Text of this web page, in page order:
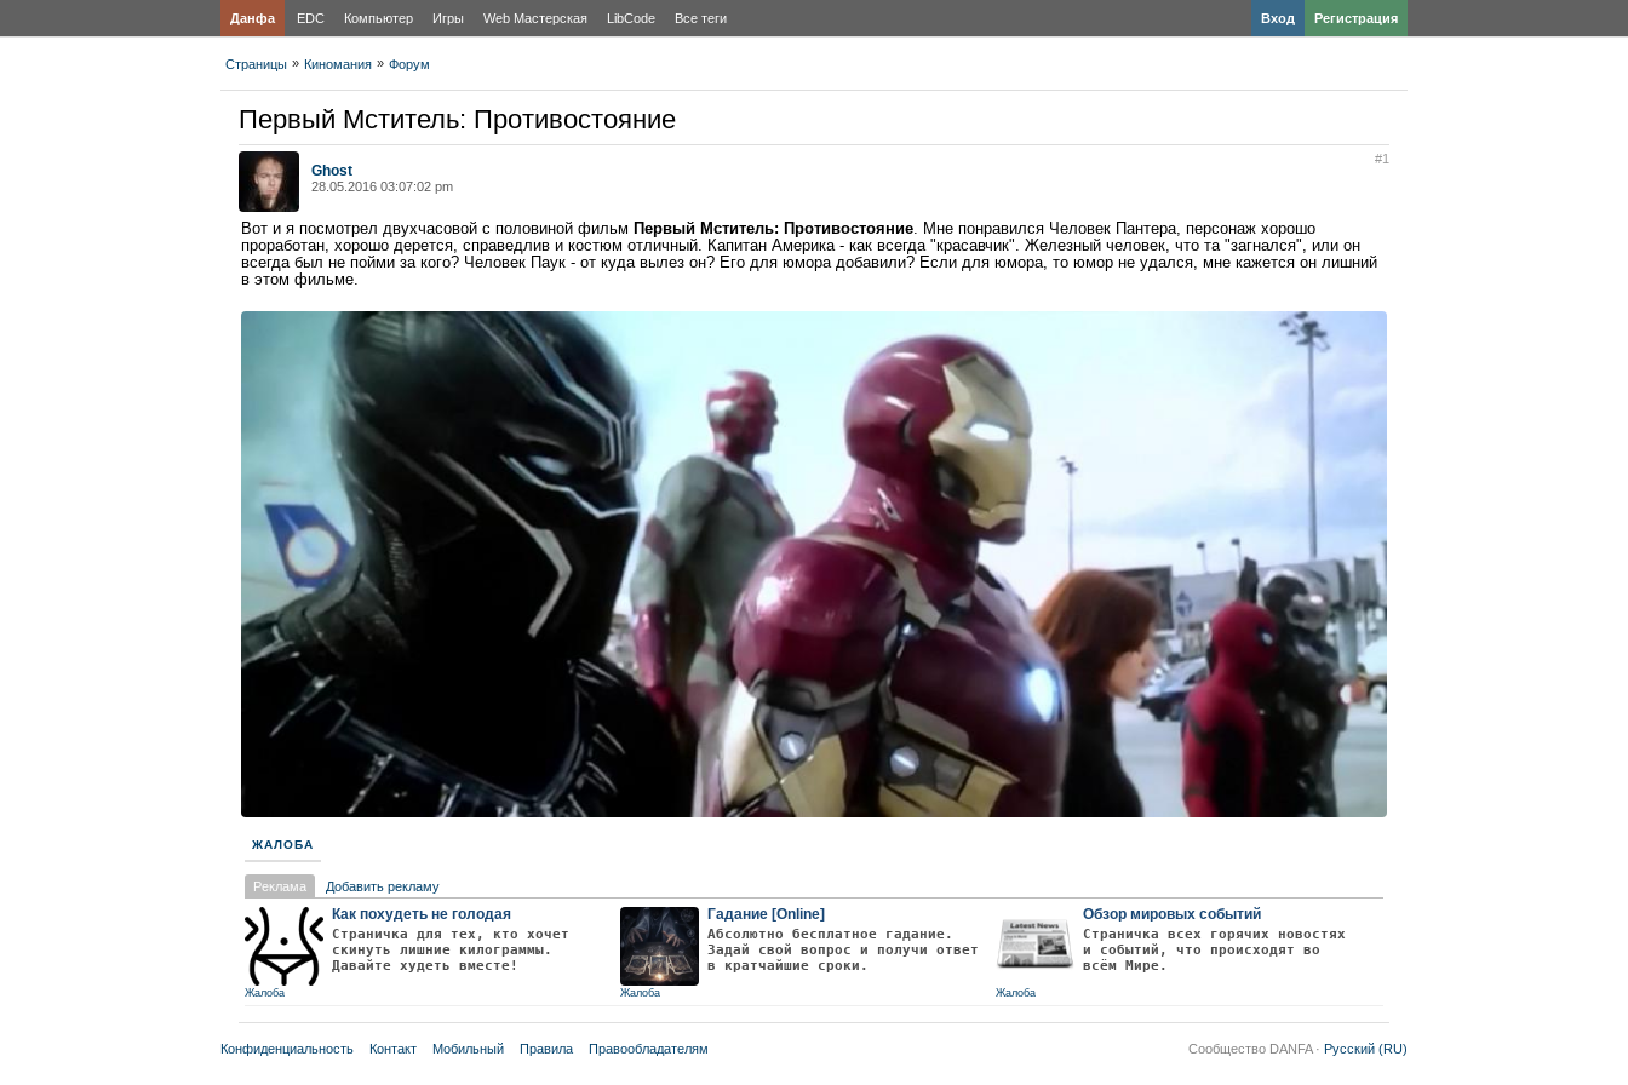
Данфа EDC Компьютер Игры Web Мастерская LibCode Все теги Регистрация
Вход
Страницы » Киномания » Форум
Первый Мститель: Противостояние
Ghost
28.05.2016 03:07:02 pm
#1
Вот и я посмотрел двухчасовой с половиной фильм Первый Мститель: Противостояние. Мне понравился Человек Пантера, персонаж хорошо
проработан, хорошо дерется, справедлив и костюм отличный. Капитан Америка - как всегда "красавчик". Железный человек, что та "загнался", или он
всегда был не пойми за кого? Человек Паук - от куда вылез он? Его для юмора добавили? Если для юмора, то юмор не удался, мне кажется он лишний
в этом фильме.
ЖАЛОБА
Реклама Добавить рекламу
Как похудеть не голодая
Страничка для тех, кто хочет
скинуть лишние килограммы.
Давайте худеть вместе!
Жалоба
Гадание [Online]
Абсолютно бесплатное гадание.
Задай свой вопрос и получи ответ
в кратчайшие сроки.
Жалоба
Обзор мировых событий
Страничка всех горячих новостях
и событий, что происходят во
всём Мире.
Жалоба
Конфиденциальность Контакт Мобильный Правила Правообладателям Сообщество DANFA · Русский (RU)